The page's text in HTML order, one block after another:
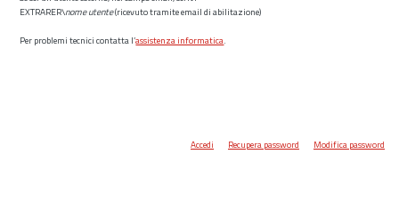
EXTRARER\nome utente(ricevuto tramite email di abilitazione)
Per problemi tecnici contatta l’assistenza informatica.
Accedi Recupera password Modifica password